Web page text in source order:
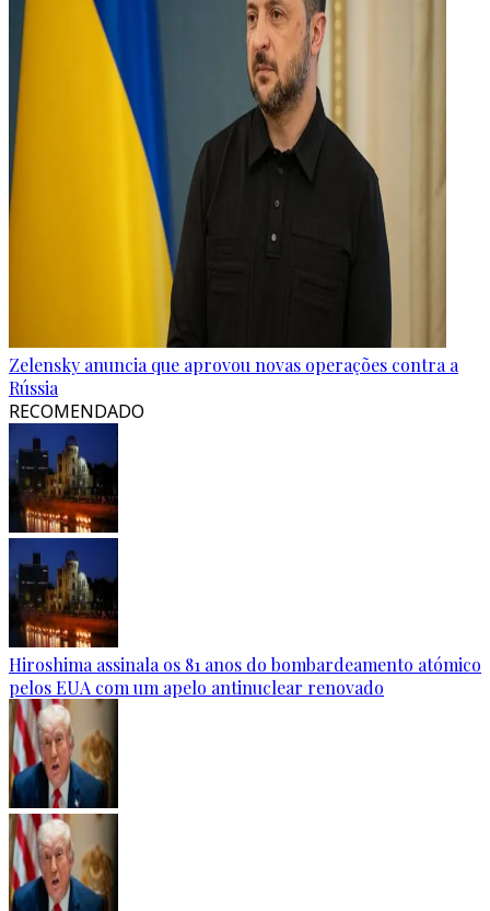
Zelensky anuncia que aprovou novas operações contra a
Rússia
RECOMENDADO
Hiroshima assinala os 81 anos do bombardeamento atómico
pelos EUA com um apelo antinuclear renovado